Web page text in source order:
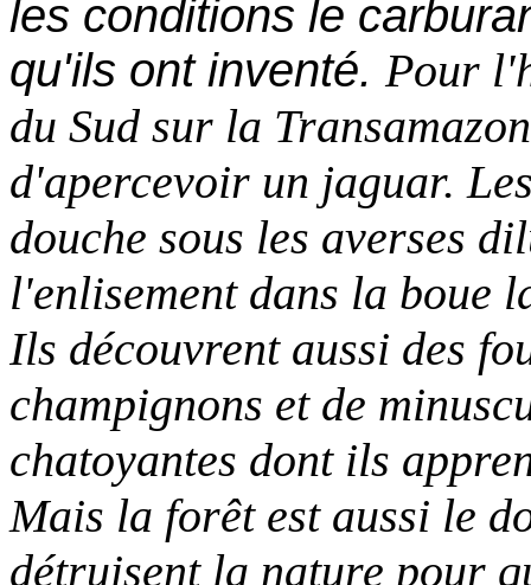
les conditions le
qu'ils ont inventé. Pour
du Sud sur la
d'apercevoir un jaguar.
douche sous les averses
l'enlisement dans la boue
Ils découvrent aussi des
champignons et de
chatoyantes dont ils
Mais la forêt est aussi le
détruisent la nature pour